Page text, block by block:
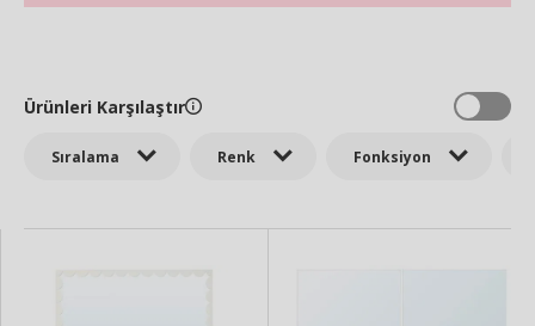
Sıralama Renk Fonksiyon
Ürünleri Karşılaştır